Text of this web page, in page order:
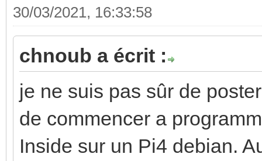
30/03/2021, 16:33:58
chnoub a écrit :
je ne suis pas sûr de
de commencer a
Inside sur un Pi4 debian.